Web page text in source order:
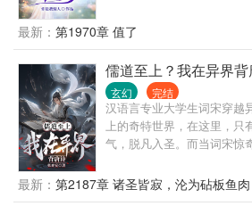
最新： 第1970章 值了
儒道至上？我在异界背
玄幻 完结
汉语言专业大学生词宋穿越
上的奇特世界，在这里，只
气，脱凡入圣。而当词宋惊
言，这无疑是最好的时代。
看文不就图个乐？
最新： 第2187章 诸圣皆寂，沦为砧板鱼